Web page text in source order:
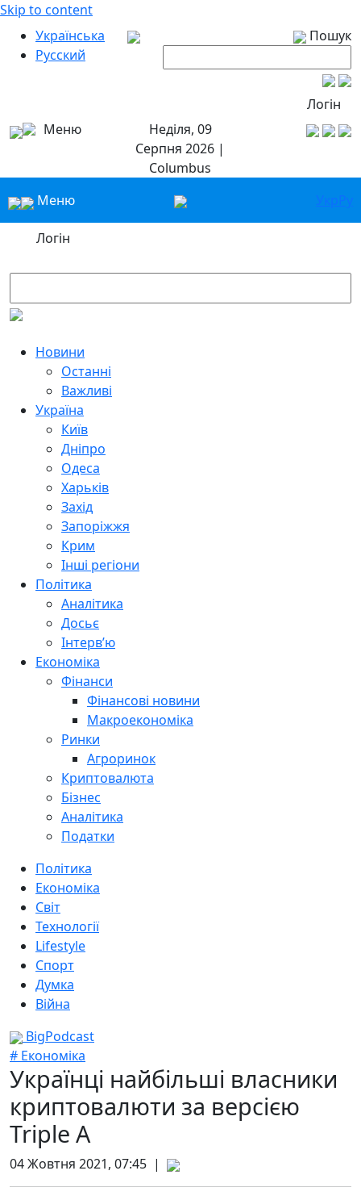
Skip to content
Українська
Русский
Пошук
Логін
Меню
Неділя, 09
Серпня 2026 |
Columbus
Меню
УкрРу
Логін
Новини
Останні
Важливі
Україна
Київ
Дніпро
Одеса
Харьків
Захід
Запоріжжя
Крим
Інші регіони
Політика
Аналітика
Досьє
Інтерв’ю
Економіка
Фінанси
Фінансові новини
Макроекономіка
Ринки
Агроринок
Криптовалюта
Бізнес
Аналітика
Податки
Політика
Економіка
Світ
Технології
Lifestyle
Спорт
Думка
Війна
BigPodcast
# Економіка
Українці найбільші власники
криптовалюти за версією
Triple A
04 Жовтня 2021, 07:45 |